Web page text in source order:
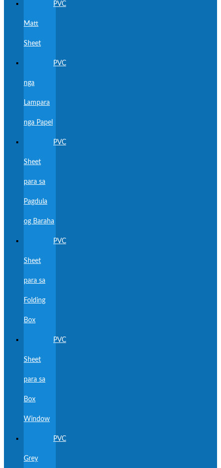
PVC
Matt
Sheet
PVC
nga
Lampara
nga Papel
PVC
Sheet
para sa
Pagdula
og Baraha
PVC
Sheet
para sa
Folding
Box
PVC
Sheet
para sa
Box
Window
PVC
Grey